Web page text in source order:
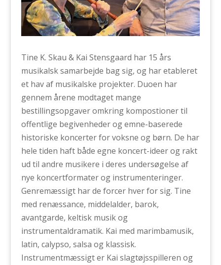
Tine K. Skau & Kai Stensgaard har 15 års
musikalsk samarbejde bag sig, og har etableret
et hav af musikalske projekter. Duoen har
gennem årene modtaget mange
bestillingsopgaver omkring kompostioner til
offentlige begivenheder og emne-baserede
historiske koncerter for voksne og børn. De har
hele tiden haft både egne koncert-ideer og rakt
ud til andre musikere i deres undersøgelse af
nye koncertformater og instrumenteringer.
Genremæssigt har de forcer hver for sig. Tine
med renæssance, middelalder, barok,
avantgarde, keltisk musik og
instrumentaldramatik. Kai med marimbamusik,
latin, calypso, salsa og klassisk.
Instrumentmæssigt er Kai slagtøjsspilleren og